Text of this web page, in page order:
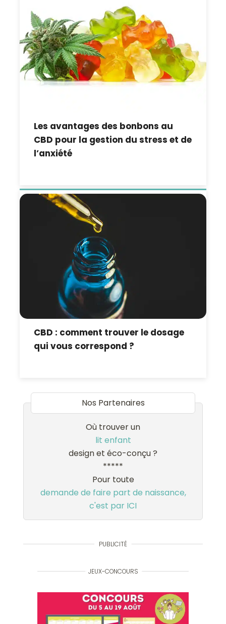
Les avantages des bonbons au
CBD pour la gestion du stress et de
l’anxiété
CBD : comment trouver le dosage
qui vous correspond ?
Nos Partenaires
Où trouver un
lit enfant
design et éco-conçu ?
*****
Pour toute
demande de faire part de naissance,
c'est par ICI
PUBLICITÉ
JEUX-CONCOURS